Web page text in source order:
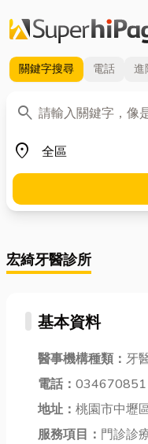
關鍵字搜尋 電話 進
search
關鍵字
place
地區
宏綺牙醫診所
基本資料
醫事機構種類： 牙
電話： 034670851
地址： 桃園市中壢
服務項目： 門診診